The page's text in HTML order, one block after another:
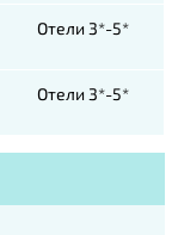
Отели 3*-5*
Отели 3*-5*